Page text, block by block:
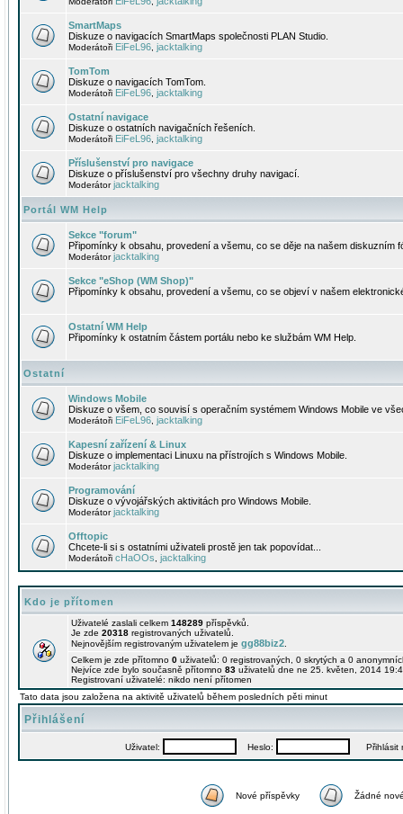
SmartMaps
Diskuze o navigacích SmartMaps společnosti PLAN Studio.
Moderátoři EiFeL96 jacktalking
TomTom
Diskuze o navigacích TomTom.
Moderátoři EiFeL96 jacktalking
Ostatní navigace
Diskuze o ostatních navigačních řešeních.
Moderátoři EiFeL96 jacktalking
Příslušenství pro navigace
Diskuze o příslušenství pro všechny druhy navigací.
Moderátorjacktalking
Portál WM Help
Sekce "forum"
Připomínky k obsahu, provedení a všemu, co se děje na našem diskuzním
Moderátorjacktalking
Sekce "eShop (WM Shop)"
Připomínky k obsahu, provedení a všemu, co se objeví v našem
Ostatní WM Help
Připomínky k ostatním částem portálu nebo ke službám WM Help.
Ostatní
Windows Mobile
Diskuze o všem, co souvisí s operačním systémem Windows Mobile ve
Moderátoři EiFeL96 jacktalking
Kapesní zařízení & Linux
Diskuze o implementaci Linuxu na přístrojích s Windows Mobile.
Moderátorjacktalking
Programování
Diskuze o vývojářských aktivitách pro Windows Mobile.
Moderátorjacktalking
Offtopic
Chcete-li si s ostatními uživateli prostě jen tak popovídat...
Moderátoři cHaOOs jacktalking
Kdo je přítomen
Uživatelé zaslali celkem 148289 příspěvků.
Je zde 20318 registrovaných uživatelů.
Nejnovějším registrovaným uživatelem je gg88biz2
Celkem je zde přítomno 0 uživatelů: 0 registrovaných, 0 skrytých a 0
Nejvíce zde bylo současně přítomno 83 uživatelů dne ne 25. květen, 2014
Registrovaní uživatelé: nikdo není přítomen
Tato data jsou založena na aktivitě uživatelů během posledních pěti minut
Přihlášení
Uživatel: Heslo: Přihlásit
Nové příspěvky Žádné